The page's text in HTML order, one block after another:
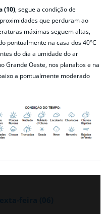
(10), segue a condição de
que perduram ao
máximas seguem altas,
pontualmente na casa dos 40°C
do dia a umidade do ar
Grande Oeste, nos planaltos e na
a pontualmente moderado